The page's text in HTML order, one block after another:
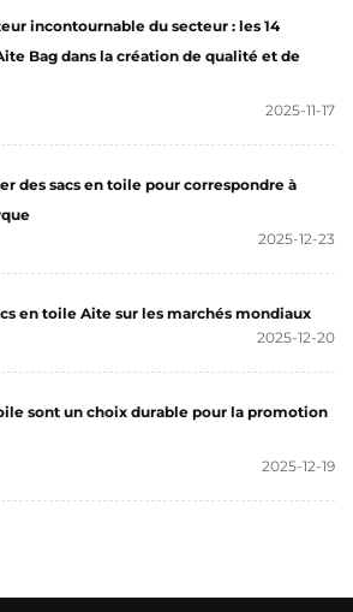
incontournable du secteur : les 14
Bag dans la création de qualité et de
2025-11-17
des sacs en toile pour correspondre à
2025-12-23
en toile Aite sur les marchés mondiaux
2025-12-20
sont un choix durable pour la promotion
2025-12-19